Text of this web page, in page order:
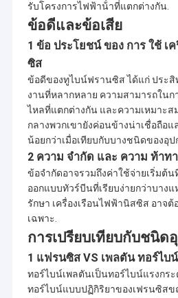
รับโครงการไฟฟ้าน้ําที่แตกต่างกัน.
ข้อดีและข้อเสีย
1 ข้อ ประโยชน์ ของ การ ใช้ เ
ซิส
ข้อดีของทูไบน์ฟรานซิส ได้แก่ ประ
งานที่หลากหลาย ความสามารถในก
ไหลที่แตกต่างกัน และความเหมาะ
กลางพวกเขายังค่อนข้างน่าเชื่อถือแ
น้อยกว่าเมื่อเทียบกับบางชนิดของอุ
2 ความ จํากัด และ ความ ท้าท
ข้อจํากัดอาจรวมถึงค่าใช้จ่ายเริ่มต้น
ออกแบบทัวร์บีนที่เรียบง่ายกว่าบาง
รักษา เครื่องเรือนไฟฟ้านิสซิส อาจ
เฉพาะ.
การเปรียบเทียบกับชนิด
1 แฟรนซิส VS เพลตัน ทอร์ไบน์
ทอร์ไบน์เพลตันเป็นทอร์ไบน์แรงกร
ทอร์ไบน์แบบปฏิกิริยาของเฟรนซิส
ไก่งวง มินิ 50KW
V-
D1 =
25 ซม
เซอร์เบีย
อย่า GARE
2x1000KW +
500KW
H-ฟ
รานซิส
D1 =
59.5 +
52.5cm
เซอร์เบีย
คาลิดรา
700KW
H-
Turgo
D1 =
60cm
ไก่งวง
2X307KW
H-ฟ
รานซิส
D1 =
53cm